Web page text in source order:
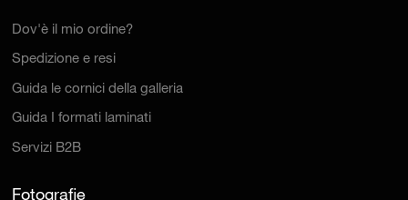
Dov'è il mio ordine?
Spedizione e resi
Guida le cornici della galleria
Guida I formati laminati
Servizi B2B
Fotografie